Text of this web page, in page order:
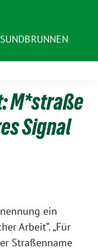
M*straße
Signal
ein
Arbeit“. „Für
Straßenname